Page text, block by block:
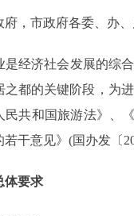
府，市政府各委、办、
济社会发展的综合
之都的关键阶段，为
民共和国旅游法》、
若干意见》(国办发〔
体要求